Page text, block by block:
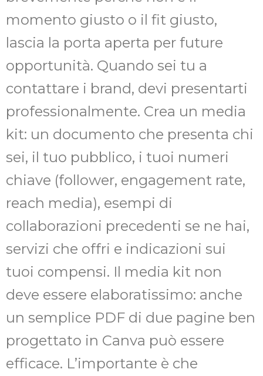
momento giusto o il fit giusto,
lascia la porta aperta per future
opportunità. Quando sei tu a
contattare i brand, devi presentarti
professionalmente. Crea un media
kit: un documento che presenta chi
sei, il tuo pubblico, i tuoi numeri
chiave (follower, engagement rate,
reach media), esempi di
collaborazioni precedenti se ne hai,
servizi che offri e indicazioni sui
tuoi compensi. Il media kit non
deve essere elaboratissimo: anche
un semplice PDF di due pagine ben
progettato in Canva può essere
efficace. L’importante è che